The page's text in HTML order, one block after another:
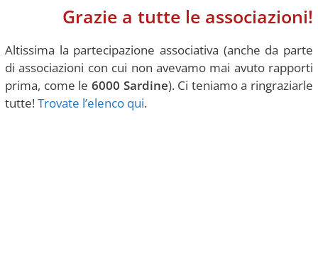
Grazie a tutte le associazioni!
Altissima la partecipazione associativa (anche da parte
di associazioni con cui non avevamo mai avuto rapporti
prima, come le 6000 Sardine). Ci teniamo a ringraziarle
tutte!Trovate l’elenco qui.